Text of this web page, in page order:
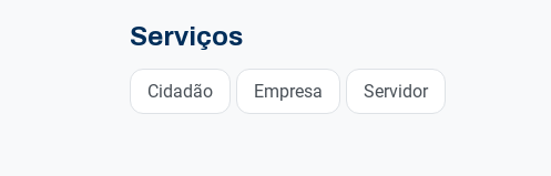
Serviços
Cidadão Empresa Servidor